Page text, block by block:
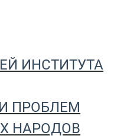
ИНСТИТУТА
ПРОБЛЕМ
НАРОДОВ